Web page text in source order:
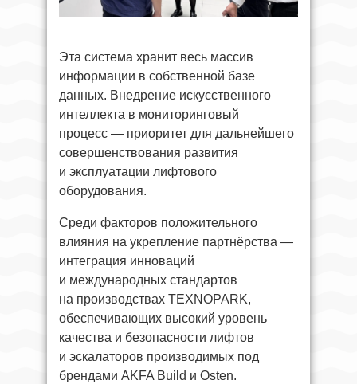
Эта система хранит весь массив
информации в собственной базе
данных. Внедрение искусственного
интеллекта в мониторинговый
процесс — приоритет для дальнейшего
совершенствования развития
и эксплуатации лифтового
оборудования.
Среди факторов положительного
влияния на укрепление партнёрства —
интеграция инноваций
и международных стандартов
на производствах TEXNOPARK,
обеспечивающих высокий уровень
качества и безопасности лифтов
и эскалаторов производимых под
брендами AKFA Build и Osten.